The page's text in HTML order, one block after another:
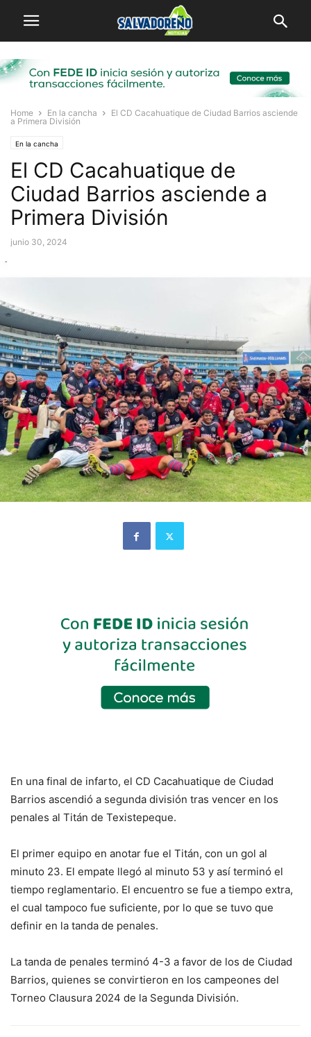
Home En la cancha
El CD Cacahuatique de Ciudad Barrios asciende
a Primera División
En la cancha
El CD Cacahuatique de
Ciudad Barrios asciende a
Primera División
junio 30, 2024
En una final de infarto, el CD Cacahuatique de Ciudad
Barrios ascendió a segunda división tras vencer en los
penales al Titán de Texistepeque.
El primer equipo en anotar fue el Titán, con un gol al
minuto 23. El empate llegó al minuto 53 y así terminó el
tiempo reglamentario. El encuentro se fue a tiempo extra,
el cual tampoco fue suficiente, por lo que se tuvo que
definir en la tanda de penales.
La tanda de penales terminó 4-3 a favor de los de Ciudad
Barrios, quienes se convirtieron en los campeones del
Torneo Clausura 2024 de la Segunda División.